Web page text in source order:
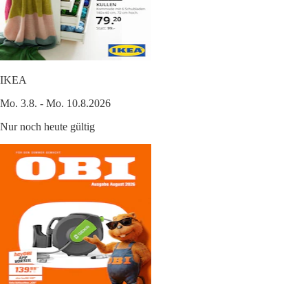
IKEA
Mo. 3.8. - Mo. 10.8.2026
Nur noch heute gültig